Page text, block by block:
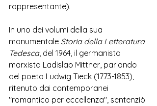
rappresentante).
In uno dei volumi della sua
monumentale Storia della Letteratura
Tedesca, del 1964, il germanista
marxista Ladislao Mittner, parlando
del poeta Ludwig Tieck (1773-1853),
ritenuto dai contemporanei
"romantico per eccellenza", sentenziò